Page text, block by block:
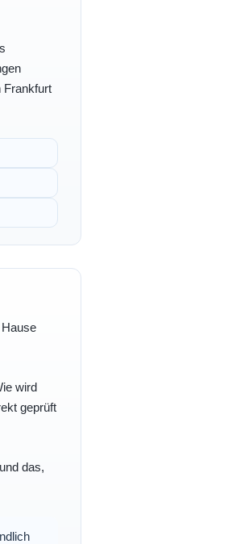
Frankfurt
wird
geprüft
das,